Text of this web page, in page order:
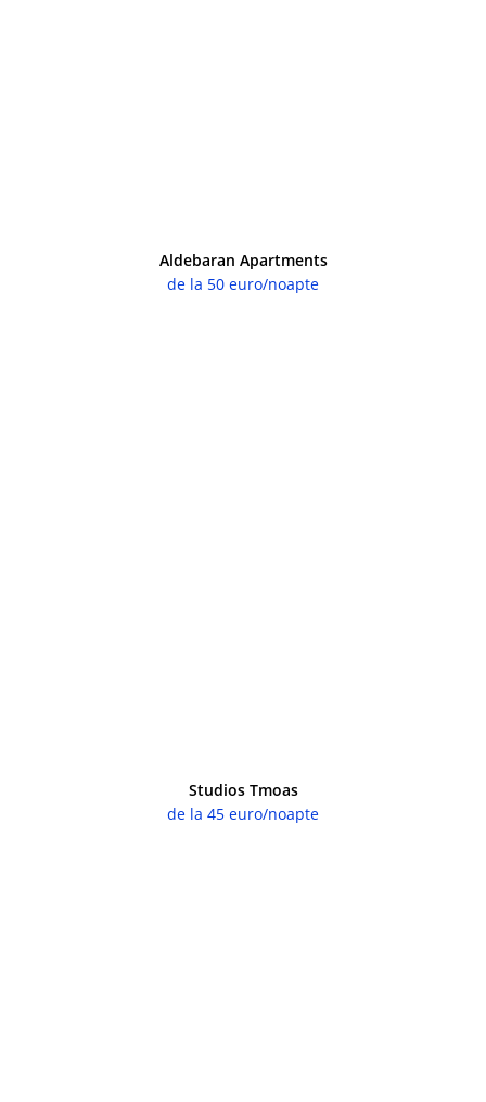
Aldebaran Apartments
de la 50 euro/noapte
Studios Tmoas
de la 45 euro/noapte